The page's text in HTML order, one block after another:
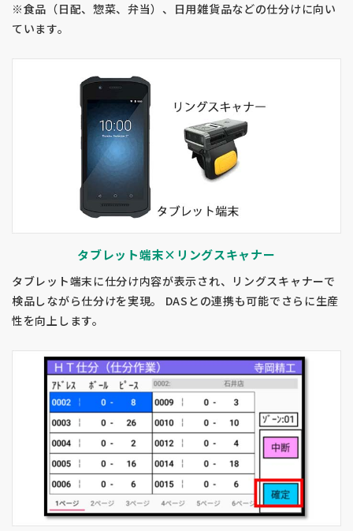
※食品（日配、惣菜、弁当）、日用雑貨品などの仕分けに向い
ています。
タブレット端末×リングスキャナー
タブレット端末に仕分け内容が表示され、リングスキャナーで
検品しながら仕分けを実現。 DASとの連携も可能でさらに生産
性を向上します。